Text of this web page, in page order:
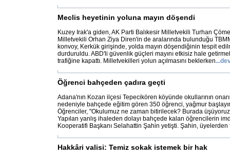
Meclis heyetinin yoluna mayın döşendi
Kuzey Irak'a giden, AK Parti Balıkesir Milletvekili Turhan
Milletvekili Orhan Ziya Diren'in de aralarında bulunduğu
konvoy, Kerkük girişinde, yolda mayın döşendiğinin tespit
durduruldu. ABD'li güvenlik güçleri mayını etkisiz hale
trafiğine kapattı. Milletvekilleri yolun açılmasını beklerken...
Öğrenci bahçeden çadıra geçti
Adana'nın Kozan ilçesi Tepecikören köyünde okullarının
nedeniyle bahçede eğitim gören 350 öğrenci, yağmur
Öğrenciler, "Okulumuz ne zaman bitirilecek? Burada
Yapılan yanlış ihaleden dolayı bahçede kalan öğrencilerin
Kooperatifi Başkanı Selahattin Şahin yetişti. Şahin, üyelerden
Hakkâri valisi: Temiz sokak istemek bir hak